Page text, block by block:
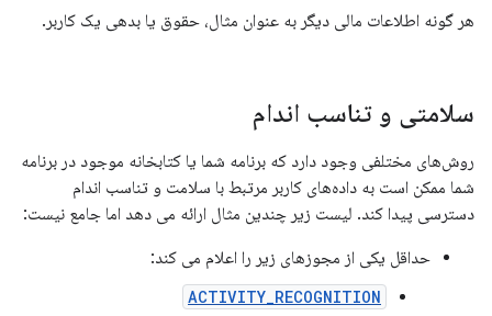
هر گونه اطلاعات مالی دیگر به عنوان مثال، حقوق یا بدهی یک کاربر.
سلامتی و تناسب اندام
روش‌های مختلفی وجود دارد که برنامه شما یا کتابخانه موجود در برنامه
شما ممکن است به داده‌های کاربر مرتبط با سلامت و تناسب اندام
دسترسی پیدا کند. لیست زیر چندین مثال ارائه می دهد اما جامع نیست:
حداقل یکی از مجوزهای زیر را اعلام می کند:
ACTIVITY_RECOGNITION